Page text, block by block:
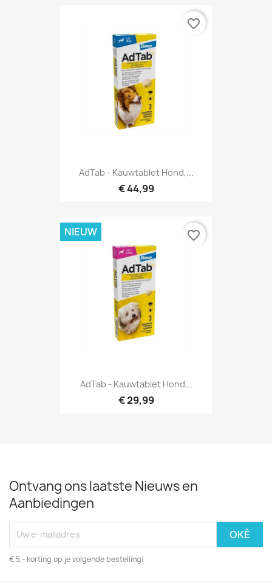
AdTab - Kauwtablet Hond,...
€ 44,99
favorite_border
AdTab - Kauwtablet Hond...
€ 29,99
NIEUW favorite_border
Ontvang ons laatste Nieuws en
Aanbiedingen
€ 5,- korting op je volgende bestelling!